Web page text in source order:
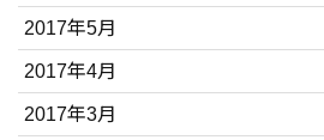
2017年5月
2017年4月
2017年3月